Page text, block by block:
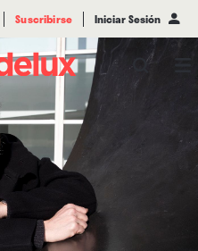
Suscribirse Iniciar Sesión